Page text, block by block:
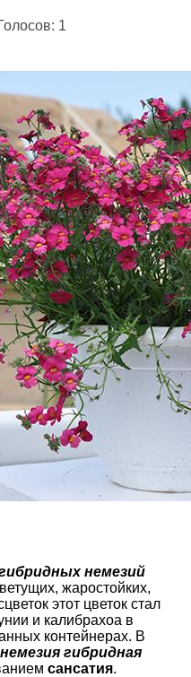
1
немезий
жаростойких,
этот цветок стал
и калибрахоа в
контейнерах. В
немезия гибридная
сансатия.